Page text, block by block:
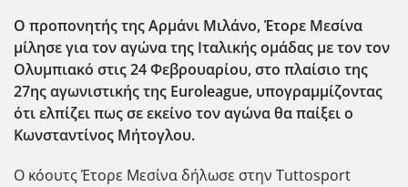
Ο προπονητής της Αρμάνι Μιλάνο, Έτορε Μεσίνα
μίλησε για τον αγώνα της Ιταλικής ομάδας με τον τον
Ολυμπιακό στις 24 Φεβρουαρίου, στο πλαίσιο της
27ης αγωνιστικής της Euroleague, υπογραμμίζοντας
ότι ελπίζει πως σε εκείνο τον αγώνα θα παίξει ο
Κωνσταντίνος Μήτογλου.
Ο κόουτς Έτορε Μεσίνα δήλωσε στην Tuttosport